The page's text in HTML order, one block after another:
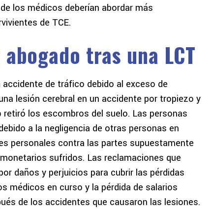
los médicos deberían abordar más
de TCE.
tras una LCT
accidente de tráfico debido al exceso de
lesión cerebral en un accidente por tropiezo y
los escombros del suelo. Las personas
a la negligencia de otras personas en
personales contra las partes supuestamente
sufridos. Las reclamaciones que
daños y perjuicios para cubrir las pérdidas
médicos en curso y la pérdida de salarios
de los accidentes que causaron las lesiones.